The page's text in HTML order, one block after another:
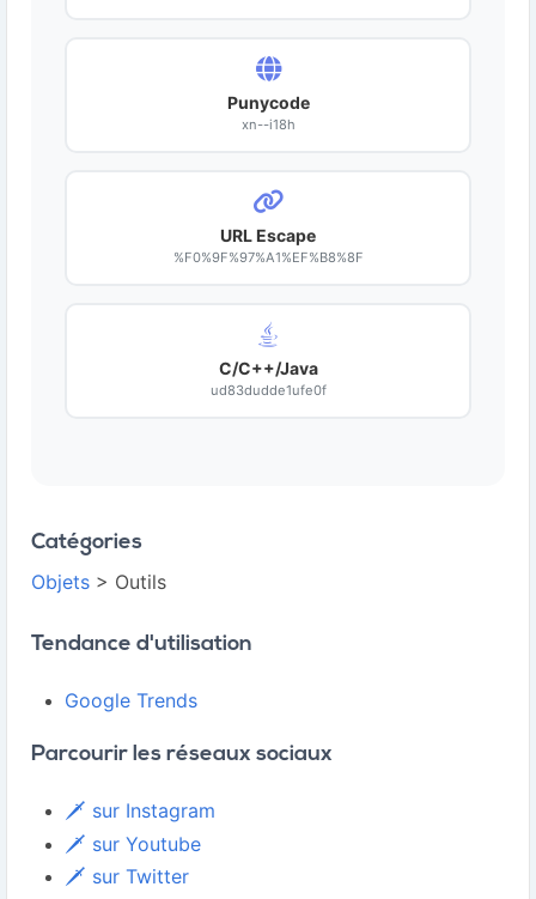
Punycode
xn--i18h
URL Escape
%F0%9F%97%A1%EF%B8%8F
C/C++/Java
ud83dudde1ufe0f
Catégories
Objets > Outils
Tendance d'utilisation
Google Trends
Parcourir les réseaux sociaux
🗡️ sur Instagram
🗡️ sur Youtube
🗡️ sur Twitter